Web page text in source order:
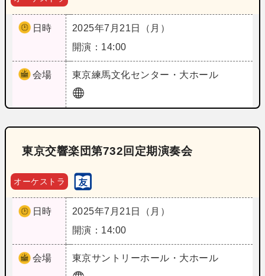
日時
2025年7月21日（月）
開演：14:00
会場 東京練馬文化センター・大ホール
東京交響楽団第732回定期演奏会
オーケストラ
日時
2025年7月21日（月）
開演：14:00
会場 東京サントリーホール・大ホール